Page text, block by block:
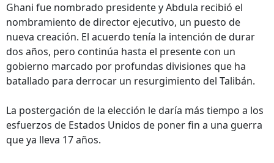
Ghani fue nombrado presidente y Abdula recibió el
nombramiento de director ejecutivo, un puesto de
nueva creación. El acuerdo tenía la intención de durar
dos años, pero continúa hasta el presente con un
gobierno marcado por profundas divisiones que ha
batallado para derrocar un resurgimiento del Talibán.
La postergación de la elección le daría más tiempo a los
esfuerzos de Estados Unidos de poner fin a una guerra
que ya lleva 17 años.